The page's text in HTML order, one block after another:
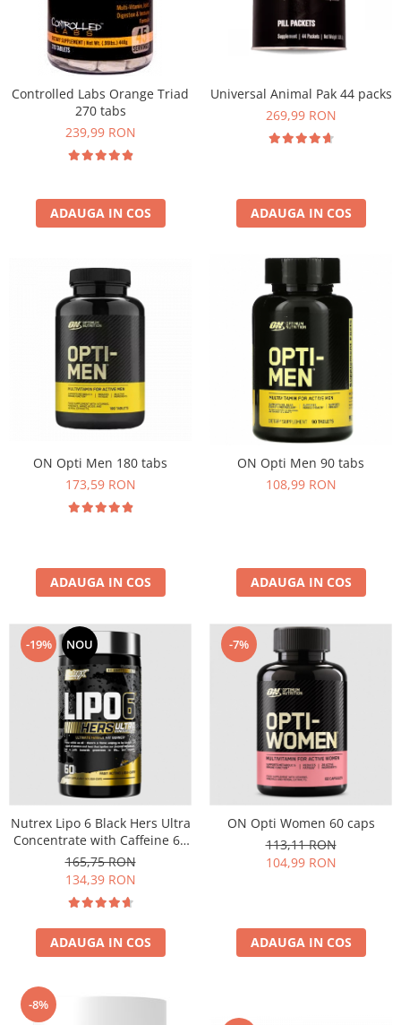
Vitamine bărbați / femei
Îngrijire personală
Insulated
JNX Sports
Kaged
Kevin Levrone
Muscle Meds
Muscle Pharm
Mutant
Naughty Boy
Nordic Naturals
NOW Foods
Olimp Sport Nutrition
Optimum Nutrition
PeScience
Power System
Pro Supps
Raw Nutrition
Revoflex
Rich Piana 5% Nutrition
Scivation
Skill Nutrition
Smart Shake
Swanson
Universal
Controlled Labs Orange Triad
270 tabs
239,99 RON
ADAUGA IN COS
Universal Animal Pak 44 packs
269,99 RON
ADAUGA IN COS
ON Opti Men 180 tabs
173,59 RON
ADAUGA IN COS
ON Opti Men 90 tabs
108,99 RON
ADAUGA IN COS
-19% NOU
Nutrex Lipo 6 Black Hers Ultra
Concentrate with Caffeine 60
caps
165,75 RON
134,39 RON
ADAUGA IN COS
-7%
ON Opti Women 60 caps
113,11 RON
104,99 RON
ADAUGA IN COS
-8%